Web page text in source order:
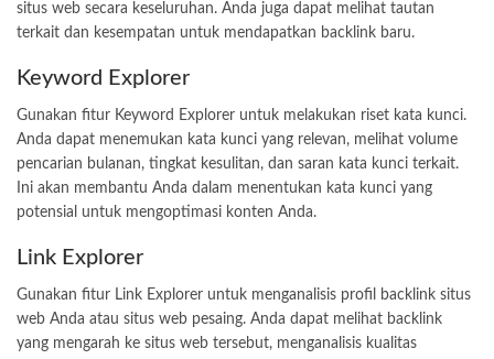
situs web secara keseluruhan. Anda juga dapat melihat tautan
terkait dan kesempatan untuk mendapatkan backlink baru.
Keyword Explorer
Gunakan fitur Keyword Explorer untuk melakukan riset kata kunci.
Anda dapat menemukan kata kunci yang relevan, melihat volume
pencarian bulanan, tingkat kesulitan, dan saran kata kunci terkait.
Ini akan membantu Anda dalam menentukan kata kunci yang
potensial untuk mengoptimasi konten Anda.
Link Explorer
Gunakan fitur Link Explorer untuk menganalisis profil backlink situs
web Anda atau situs web pesaing. Anda dapat melihat backlink
yang mengarah ke situs web tersebut, menganalisis kualitas